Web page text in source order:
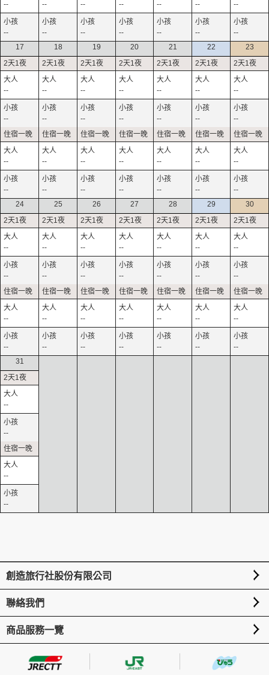
--
--
--
--
--
--
--
--
--
--
--
--
--
--
17
--
--
--
--
18
--
--
--
--
19
--
--
--
--
20
--
--
--
--
21
--
--
--
--
22
--
--
--
--
23
--
--
--
--
24
--
--
--
--
25
--
--
--
--
26
--
--
--
--
27
--
--
--
--
28
--
--
--
--
29
--
--
--
--
30
--
--
--
--
31
--
--
--
--
創造旅行社股份有限公司
聯絡我們
商品服務一覽